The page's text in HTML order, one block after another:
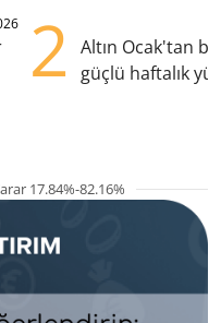
2
Altın Ocak'tan
güçlü haftalık
17.84%-82.16%